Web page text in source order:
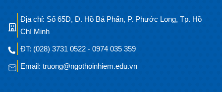
Địa chỉ: Số 65D, Đ. Hồ Bá Phấn, P. Phước Long, Tp. Hồ
Chí Minh
ĐT: (028) 3731 0522 - 0974 035 359
Email: truong@ngothoinhiem.edu.vn